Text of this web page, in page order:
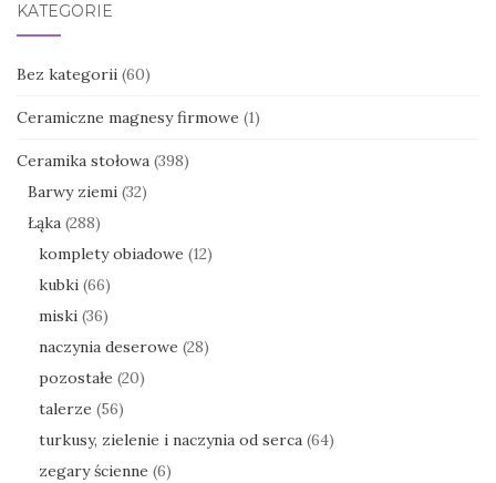
KATEGORIE
Bez kategorii (60)
Ceramiczne magnesy firmowe (1)
Ceramika stołowa (398)
Barwy ziemi (32)
Łąka (288)
komplety obiadowe (12)
kubki (66)
miski (36)
naczynia deserowe (28)
pozostałe (20)
talerze (56)
turkusy, zielenie i naczynia od serca (64)
zegary ścienne (6)